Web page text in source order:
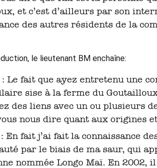
et c’est d’ailleurs par son
des autres résidents de la
le lieutenant BM enchaîne:
sise à la ferme du
des liens avec un ou plusieurs
nous dire quant aux origines
En fait j’ai fait la connaissance
par le biais de ma saur, qui
nommée Longo Maï. En 2002,